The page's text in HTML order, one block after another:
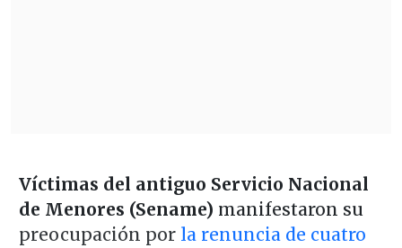
Víctimas del antiguo Servicio Nacional
de Menores (Sename) manifestaron su
preocupación por la renuncia de cuatro